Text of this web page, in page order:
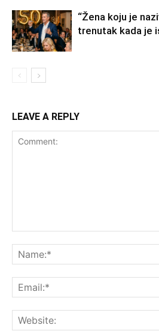
“Žena koju je
trenutak kada je
LEAVE A REPLY